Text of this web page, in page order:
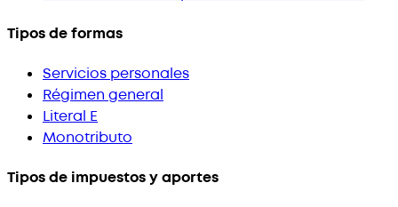
Tipos de formas
Servicios personales
Régimen general
Literal E
Monotributo
Tipos de impuestos y aportes